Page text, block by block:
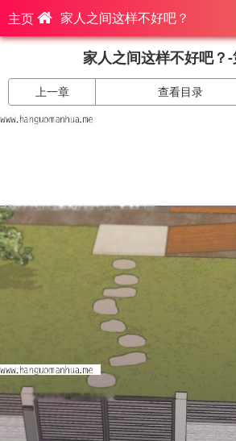
主页 家人之间这样不好吧？
家人之间这样不好吧？
上一章 查看目录